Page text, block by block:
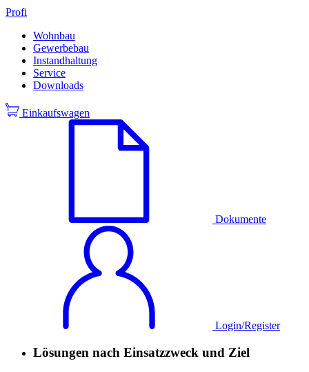
Profi
Wohnbau
Gewerbebau
Instandhaltung
Service
Downloads
Einkaufswagen
Dokumente
Login/Register
Lösungen nach Einsatzzweck und Ziel